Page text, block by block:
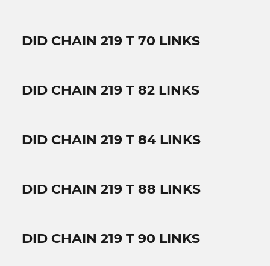
DID CHAIN 219 T 70 LINKS
DID CHAIN 219 T 82 LINKS
DID CHAIN 219 T 84 LINKS
DID CHAIN 219 T 88 LINKS
DID CHAIN 219 T 90 LINKS